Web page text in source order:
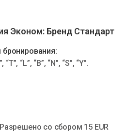
Эконом: Бренд Стандарт
“T”, “L”, “B”, “N”, “S”, “Y”.
Разрешено со сбором 15 EUR